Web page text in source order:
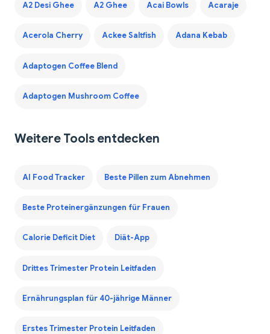
A2 Desi Ghee A2 Ghee Acai Bowls Acaraje
Acerola Cherry Ackee Saltfish Adana Kebab
Adaptogen Coffee Blend
Adaptogen Mushroom Coffee
Weitere Tools entdecken
AI Food Tracker Beste Pillen zum Abnehmen
Beste Proteinergänzungen für Frauen
Calorie Deficit Diet Diät-App
Drittes Trimester Protein Leitfaden
Ernährungsplan für 40-jährige Männer
Erstes Trimester Protein Leitfaden